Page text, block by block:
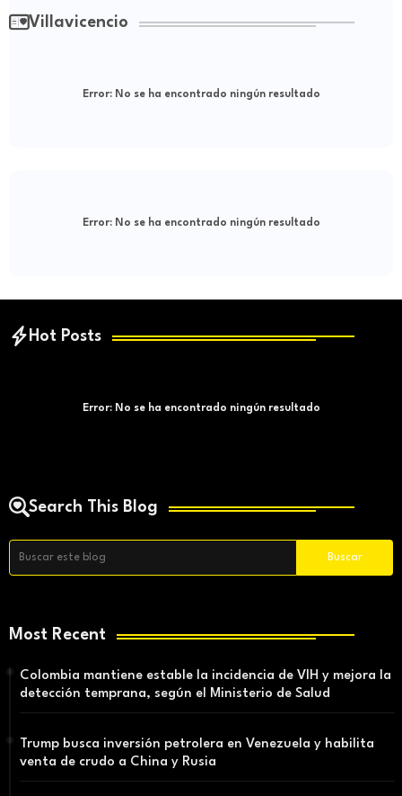
Villavicencio
Error:No se ha encontrado ningún resultado
Error:No se ha encontrado ningún resultado
Hot Posts
Error:No se ha encontrado ningún resultado
Search This Blog
Most Recent
Colombia mantiene estable la incidencia de VIH y mejora la
detección temprana, según el Ministerio de Salud
Trump busca inversión petrolera en Venezuela y habilita
venta de crudo a China y Rusia